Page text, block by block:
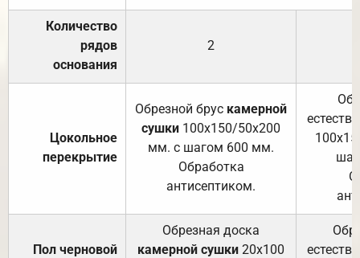
Количество
рядов
основания
2
Цокольное
перекрытие
Обрезной брус камерной
сушки 100х150/50х200
мм. с шагом 600 мм.
Обработка
антисептиком.
Пол черновой
Обрезная доска
камерной сушки 20х100